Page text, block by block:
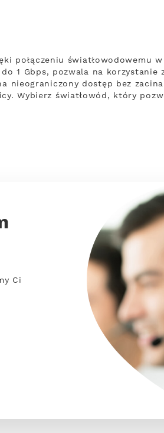
połączeniu światłowodowemu
1 Gbps, pozwala na
nieograniczony dostęp bez
Wybierz światłowód, który
Ci